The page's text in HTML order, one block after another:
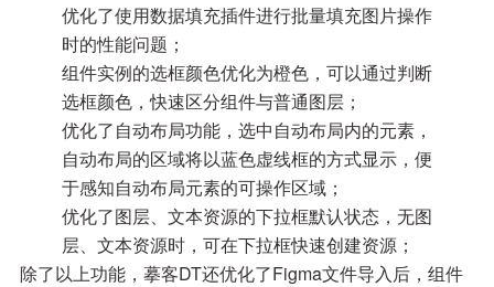
优化了使用数据填充插件进行批量填充图片操作
时的性能问题；
组件实例的选框颜色优化为橙色，可以通过判断
选框颜色，快速区分组件与普通图层；
优化了自动布局功能，选中自动布局内的元素，
自动布局的区域将以蓝色虚线框的方式显示，便
于感知自动布局元素的可操作区域；
优化了图层、文本资源的下拉框默认状态，无图
层、文本资源时，可在下拉框快速创建资源；
除了以上功能，摹客DT还优化了Figma文件导入后，组件